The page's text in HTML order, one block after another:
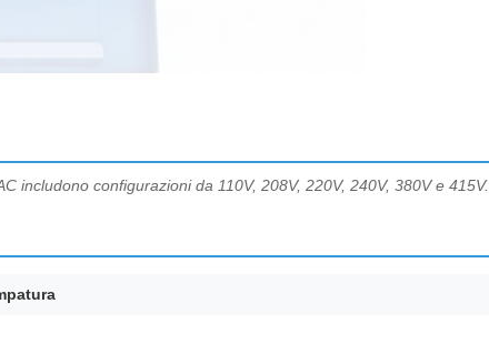
includono configurazioni da 110V, 208V, 220V, 240V, 380V e 415V.